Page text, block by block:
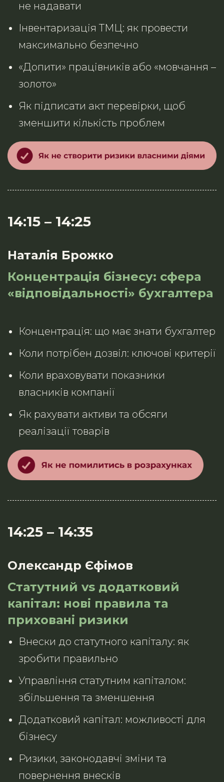
не надавати
Інвентаризація ТМЦ: як провести
максимально безпечно
«Допити» працівників або «мовчання –
золото»
Як підписати акт перевірки, щоб
зменшити кількість проблем
14:15 – 14:25
Наталія Брожко
Концентрація бізнесу: сфера
«відповідальності» бухгалтера
Концентрація: що має знати бухгалтер
Коли потрібен дозвіл: ключові критерії
Коли враховувати показники
власників компанії
Як рахувати активи та обсяги
реалізації товарів
14:25 – 14:35
Олександр Єфімов
Статутний vs додатковий
капітал: нові правила та
приховані ризики
Внески до статутного капіталу: як
зробити правильно
Управління статутним капіталом:
збільшення та зменшення
Додатковий капітал: можливості для
бізнесу
Ризики, законодавчі зміни та
повернення внесків